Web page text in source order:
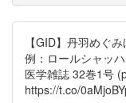
【GID】丹羽めぐ
例：ロールシャッ
医学雑誌 32巻1号
https://t.co/